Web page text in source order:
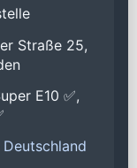
Straße 25,
E10 ✅,